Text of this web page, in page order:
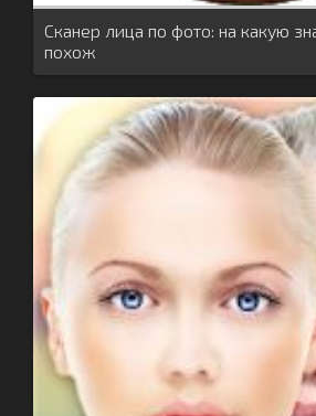
Сканер лица по фото: на какую
похож